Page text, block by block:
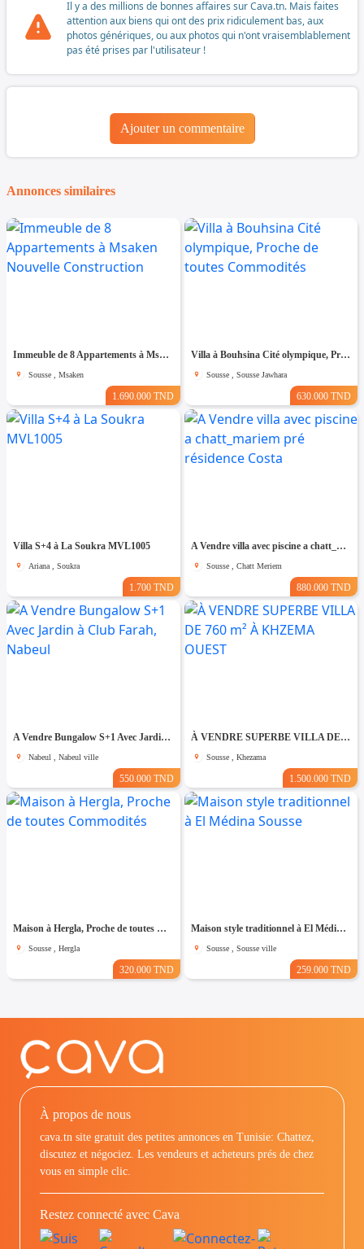
Il y a des millions de bonnes affaires sur Cava.tn. Mais faites
attention aux biens qui ont des prix ridiculement bas, aux
photos génériques, ou aux photos qui n'ont vraisemblablement
pas été prises par l'utilisateur !
Ajouter un commentaire
Annonces similaires
Immeuble de 8 Appartements à Msaken Nouvelle Construction
Sousse , Msaken
1.690.000 TND
Villa à Bouhsina Cité olympique, Proche de toutes Commodités
Sousse , Sousse Jawhara
630.000 TND
Villa S+4 à La Soukra MVL1005
Ariana , Soukra
1.700 TND
A Vendre villa avec piscine a chatt_mariem pré résidence Costa
Sousse , Chatt Meriem
880.000 TND
A Vendre Bungalow S+1 Avec Jardin à Club Farah, Nabeul
Nabeul , Nabeul ville
550.000 TND
À VENDRE SUPERBE VILLA DE 760 m² À KHZEMA OUEST
Sousse , Khezama
1.500.000 TND
Maison à Hergla, Proche de toutes Commodités
Sousse , Hergla
320.000 TND
Maison style traditionnel à El Médina Sousse
Sousse , Sousse ville
259.000 TND
À propos de nous
cava.tn site gratuit des petites annonces en Tunisie: Chattez,
discutez et négociez. Les vendeurs et acheteurs prés de chez
vous en simple clic.
Restez connecté avec Cava